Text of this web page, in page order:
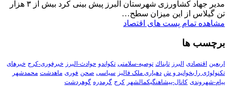
مدیر جهاد کشاورزی شهرستان البرز پیش بینی کرد بیش از ۳ هزار
تن گیلاس از این میزان سطح…
مشاهده تمام پست های اقتصاد
برچسب ها
اربعین اقتصادی البرز تابناك توصیه-سلامتی تکواندو حوادث-البرز خبرفوری-کرج خبرهای
تکنولوڑی را بخوانید و ش دهیاری ملک فالیز سیاسی صحن فوری ماهدشت محمدشهر
پیام-شهروندی کانال-پیشاهنگیکمالشهر کرج گرمدره گوهردشت